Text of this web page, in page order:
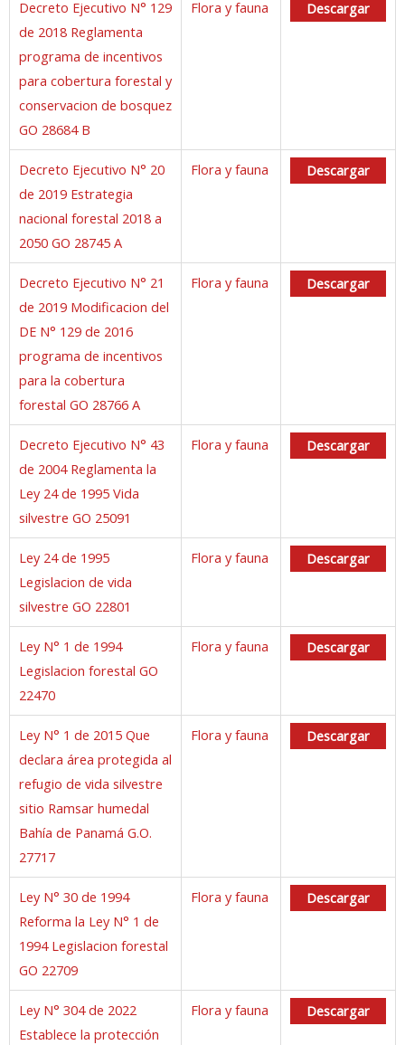
Decreto Ejecutivo N° 129
de 2018 Reglamenta
programa de incentivos
para cobertura forestal y
conservacion de bosquez
GO 28684 B
Flora y fauna Descargar
Decreto Ejecutivo N° 20
de 2019 Estrategia
nacional forestal 2018 a
2050 GO 28745 A
Flora y fauna Descargar
Decreto Ejecutivo N° 21
de 2019 Modificacion del
DE N° 129 de 2016
programa de incentivos
para la cobertura
forestal GO 28766 A
Flora y fauna Descargar
Decreto Ejecutivo N° 43
de 2004 Reglamenta la
Ley 24 de 1995 Vida
silvestre GO 25091
Flora y fauna Descargar
Ley 24 de 1995
Legislacion de vida
silvestre GO 22801
Flora y fauna Descargar
Ley N° 1 de 1994
Legislacion forestal GO
22470
Flora y fauna Descargar
Ley N° 1 de 2015 Que
declara área protegida al
refugio de vida silvestre
sitio Ramsar humedal
Bahía de Panamá G.O.
27717
Flora y fauna Descargar
Ley N° 30 de 1994
Reforma la Ley N° 1 de
1994 Legislacion forestal
GO 22709
Flora y fauna Descargar
Ley N° 304 de 2022
Establece la protección
Flora y fauna Descargar